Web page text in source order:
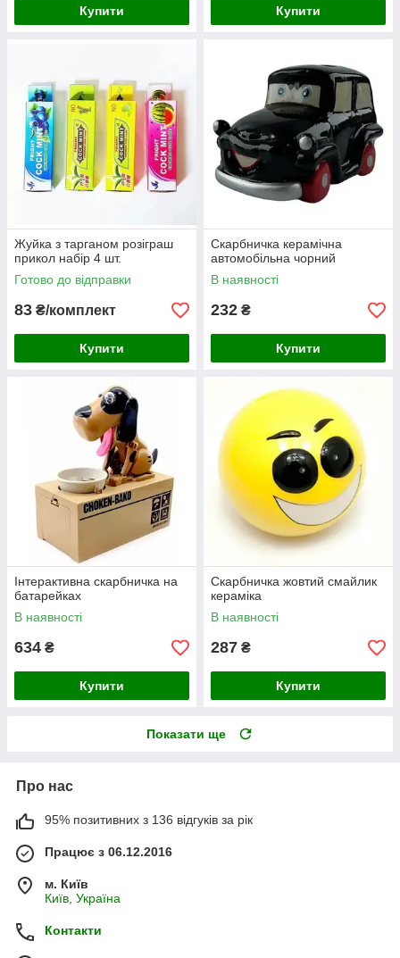
Купити Купити
Жуйка з тарганом розіграш
прикол набір 4 шт.
Готово до відправки
83 ₴/комплект
Купити
Скарбничка керамічна
автомобільна чорний
В наявності
232 ₴
Купити
Інтерактивна скарбничка на
батарейках
В наявності
634 ₴
Купити
Скарбничка жовтий смайлик
кераміка
В наявності
287 ₴
Купити
Показати ще
Про нас
95% позитивних з 136 відгуків за рік
Працює з 06.12.2016
м. Київ
Київ, Україна
Контакти